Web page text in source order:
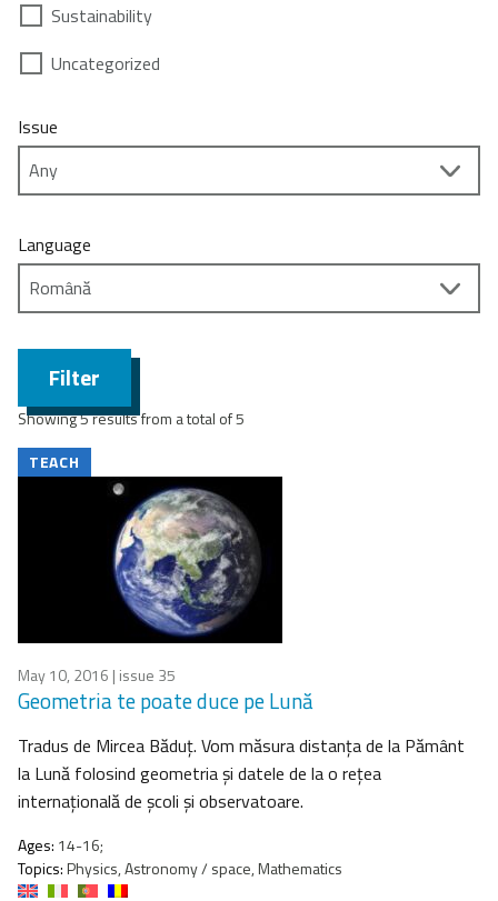
Sustainability
Uncategorized
Issue
Language
Filter
Showing 5 results from a total of 5
TEACH
May 10, 2016 | issue 35
Geometria te poate duce pe Lună
Tradus de Mircea Băduţ. Vom măsura distanţa de la Pământ
la Lună folosind geometria şi datele de la o reţea
internaţională de şcoli şi observatoare.
Ages: 14-16;
Topics:Physics, Astronomy / space, Mathematics